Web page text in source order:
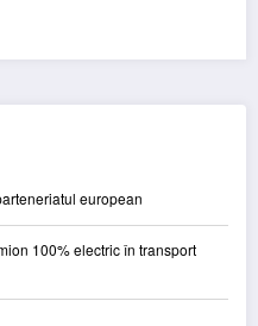
european
100% electric în transport